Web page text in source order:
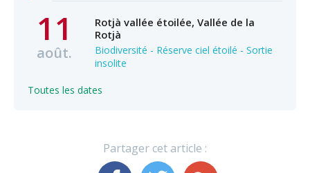
11
août.
Rotjà vallée étoilée, Vallée de la
Rotjà
Biodiversité - Réserve ciel étoilé - Sortie
insolite
Toutes les dates
Partager cet article :